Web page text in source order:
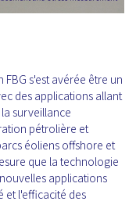
s'est avérée être un
des applications allant
surveillance
pétrolière et
éoliens offshore et
que la technologie
applications
et l'efficacité des